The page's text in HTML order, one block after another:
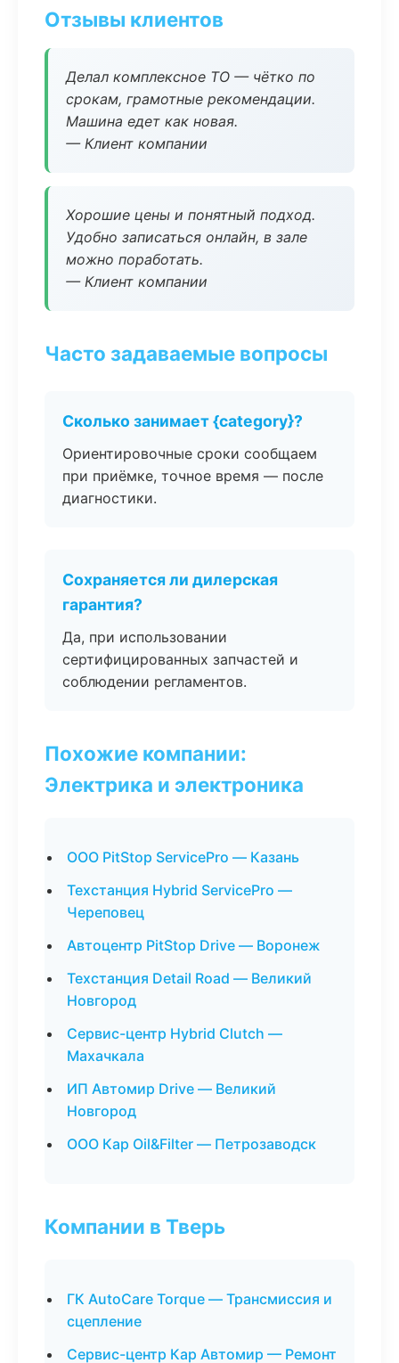
Отзывы клиентов
Делал комплексное ТО — чётко по
срокам, грамотные рекомендации.
Машина едет как новая.
— Клиент компании
Хорошие цены и понятный подход.
Удобно записаться онлайн, в зале
можно поработать.
— Клиент компании
Часто задаваемые вопросы
Сколько занимает {category}?
Ориентировочные сроки сообщаем
при приёмке, точное время — после
диагностики.
Сохраняется ли дилерская
гарантия?
Да, при использовании
сертифицированных запчастей и
соблюдении регламентов.
Похожие компании:
Электрика и электроника
ООО PitStop ServicePro — Казань
Техстанция Hybrid ServicePro —
Череповец
Автоцентр PitStop Drive — Воронеж
Техстанция Detail Road — Великий
Новгород
Сервис-центр Hybrid Clutch —
Махачкала
ИП Автомир Drive — Великий
Новгород
ООО Кар Oil&Filter — Петрозаводск
Компании в Тверь
ГК AutoCare Torque — Трансмиссия и
сцепление
Сервис-центр Кар Автомир — Ремонт